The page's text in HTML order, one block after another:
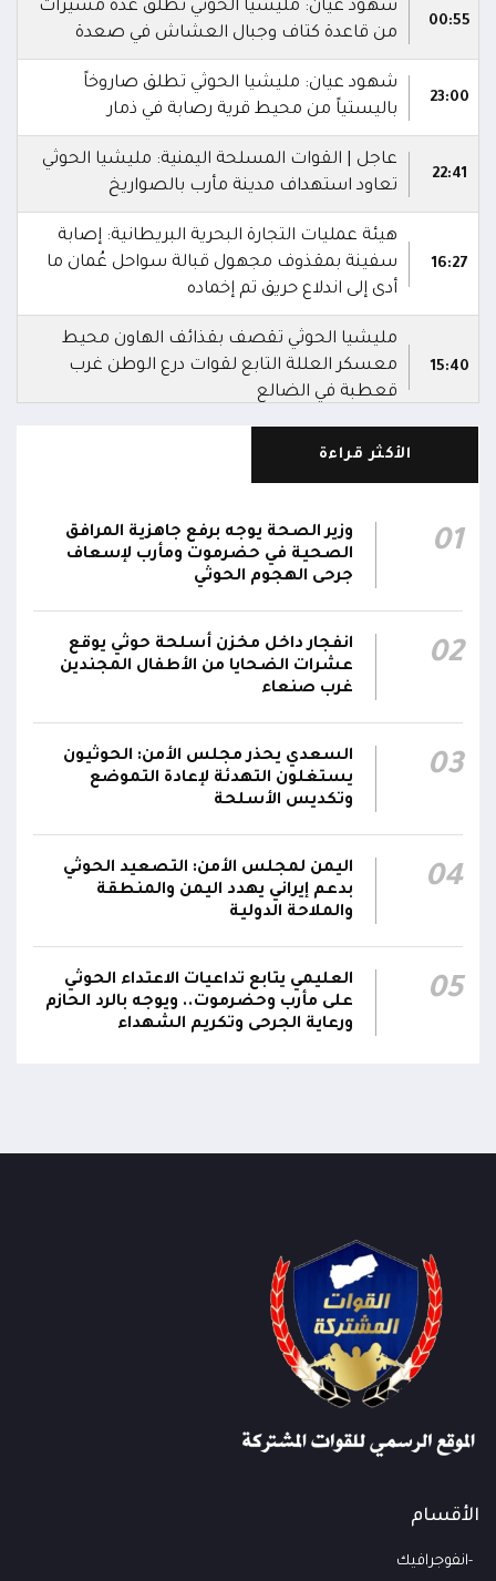
00:55
شهود عيان: مليشيا الحوثي تطلق عدة مُسيرات
من قاعدة كتاف وجبال العشاش في صعدة
23:00
شهود عيان: مليشيا الحوثي تطلق صاروخاً
باليستياً من محيط قرية رصابة في ذمار
22:41
عاجل | القوات المسلحة اليمنية: مليشيا الحوثي
تعاود استهداف مدينة مأرب بالصواريخ
16:27
هيئة عمليات التجارة البحرية البريطانية: إصابة
سفينة بمقذوف مجهول قبالة سواحل عُمان ما
أدى إلى اندلاع حريق تم إخماده
15:40
مليشيا الحوثي تقصف بقذائف الهاون محيط
معسكر العللة التابع لقوات درع الوطن غرب
قعطبة في الضالع
مليشيا الحوثي تقصف أحياء سكنية غرب قعطبة
15:35
قصف حوثي عشوائي بالسلاح الثقيل يستهدف
مناطق مآهولة بقرى المعزوب والعبارى في
محافظة الضالع
12:22
والجيش يقصف مواقع حوثية ويتصدى للمسيرات
الأكثر قراءة
01
وزير الصحة يوجه برفع جاهزية المرافق
الصحية في حضرموت ومأرب لإسعاف
جرحى الهجوم الحوثي
02
انفجار داخل مخزن أسلحة حوثي يوقع
عشرات الضحايا من الأطفال المجندين
غرب صنعاء
03
السعدي يحذر مجلس الأمن: الحوثيون
يستغلون التهدئة لإعادة التموضع
وتكديس الأسلحة
04
اليمن لمجلس الأمن: التصعيد الحوثي
بدعم إيراني يهدد اليمن والمنطقة
والملاحة الدولية
05
العليمي يتابع تداعيات الاعتداء الحوثي
على مأرب وحضرموت.. ويوجه بالرد الحازم
ورعاية الجرحى وتكريم الشهداء
الأقسام
انفوجرافيك